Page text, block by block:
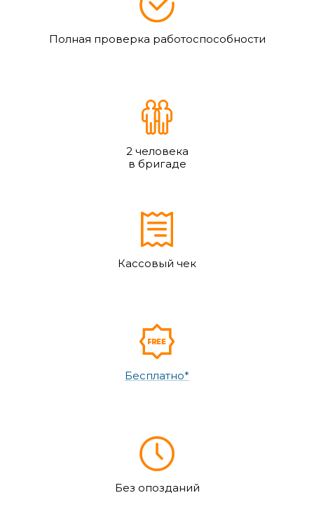
Полная проверка работоспособности
2 человека
в бригаде
Кассовый чек
Бесплатно*
Без опозданий